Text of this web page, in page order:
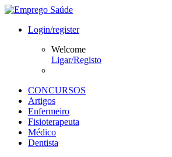
Login/register
Welcome
Ligar/Registo
CONCURSOS
Artigos
Enfermeiro
Fisioterapeuta
Médico
Dentista